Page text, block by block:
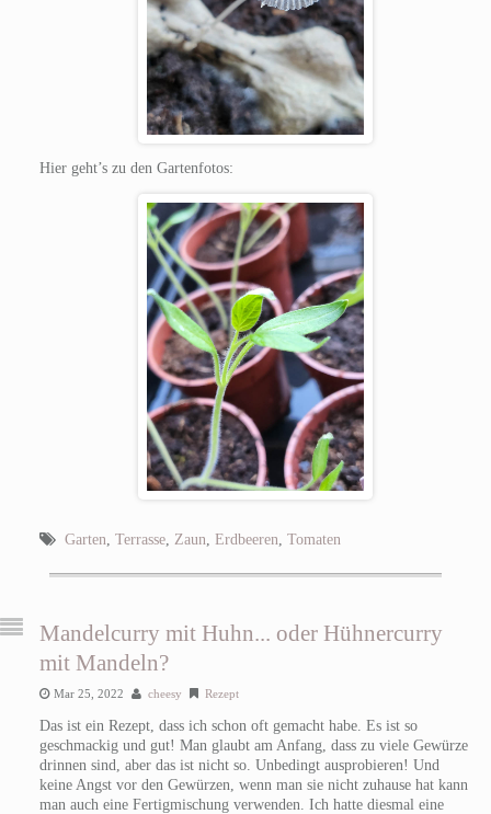
Hier geht’s zu den Gartenfotos:
Garten, Terrasse, Zaun, Erdbeeren, Tomaten
Mandelcurry mit Huhn... oder Hühnercurry
mit Mandeln?
Mar 25, 2022 cheesy Rezept
Das ist ein Rezept, dass ich schon oft gemacht habe. Es ist so
geschmackig und gut! Man glaubt am Anfang, dass zu viele Gewürze
drinnen sind, aber das ist nicht so. Unbedingt ausprobieren! Und
keine Angst vor den Gewürzen, wenn man sie nicht zuhause hat kann
man auch eine Fertigmischung verwenden. Ich hatte diesmal eine